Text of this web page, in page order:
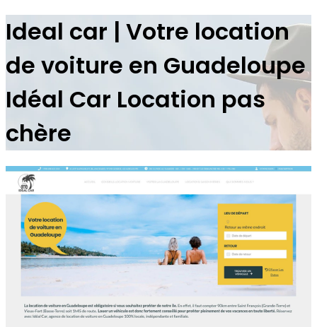
Ideal car | Votre location
de voiture en Guadeloupe
Idéal Car Location pas
chère